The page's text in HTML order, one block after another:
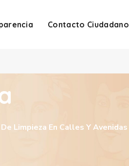
Contacto Ciudadano
Limpieza En Calles Y Avenidas